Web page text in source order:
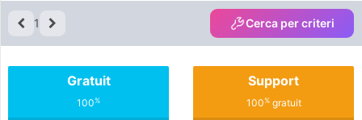
1 Cerca per criteri
Gratuit
100%
Support
100%gratuit